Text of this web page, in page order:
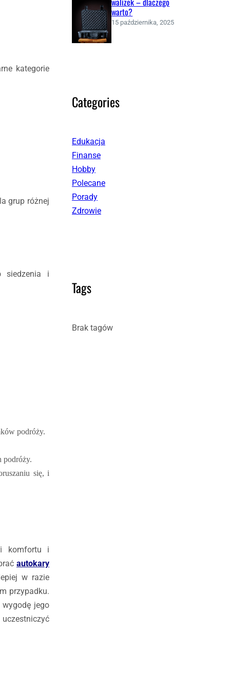
kategorie
grup różnej
siedzenia i
podróży.
podróży.
się, i
komfortu i
autokary
w razie
przypadku.
jego
uczestniczyć
warto?
15 października, 2025
Categories
Edukacja
Finanse
Hobby
Polecane
Porady
Zdrowie
Tags
Brak tagów